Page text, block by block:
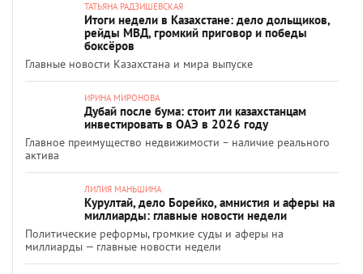
ТАТЬЯНА РАДЗИШЕВСКАЯ
Итоги недели в Казахстане: дело дольщиков,
рейды МВД, громкий приговор и победы
боксёров
Главные новости Казахстана и мира выпуске
ИРИНА МИРОНОВА
Дубай после бума: стоит ли казахстанцам
инвестировать в ОАЭ в 2026 году
Главное преимущество недвижимости – наличие реального
актива
ЛИЛИЯ МАНЬШИНА
Курултай, дело Борейко, амнистия и аферы на
миллиарды: главные новости недели
Политические реформы, громкие суды и аферы на
миллиарды — главные новости недели